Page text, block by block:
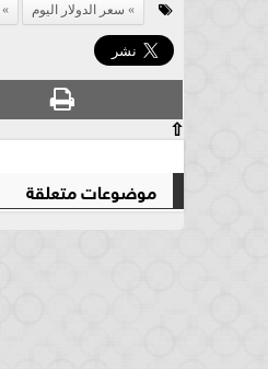
سعر الدولار اليوم
⇧
موضوعات متعلقة